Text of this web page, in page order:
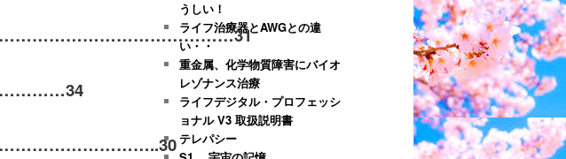
31
34
30
うしい！
ライフ治療器とAWGとの違
い・・
重金属、化学物質障害にバイオ
レゾナンス治療
ライフデジタル・プロフェッシ
ョナル V3 取扱説明書
テレパシー